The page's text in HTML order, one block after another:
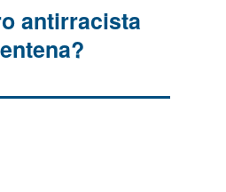
antirracista